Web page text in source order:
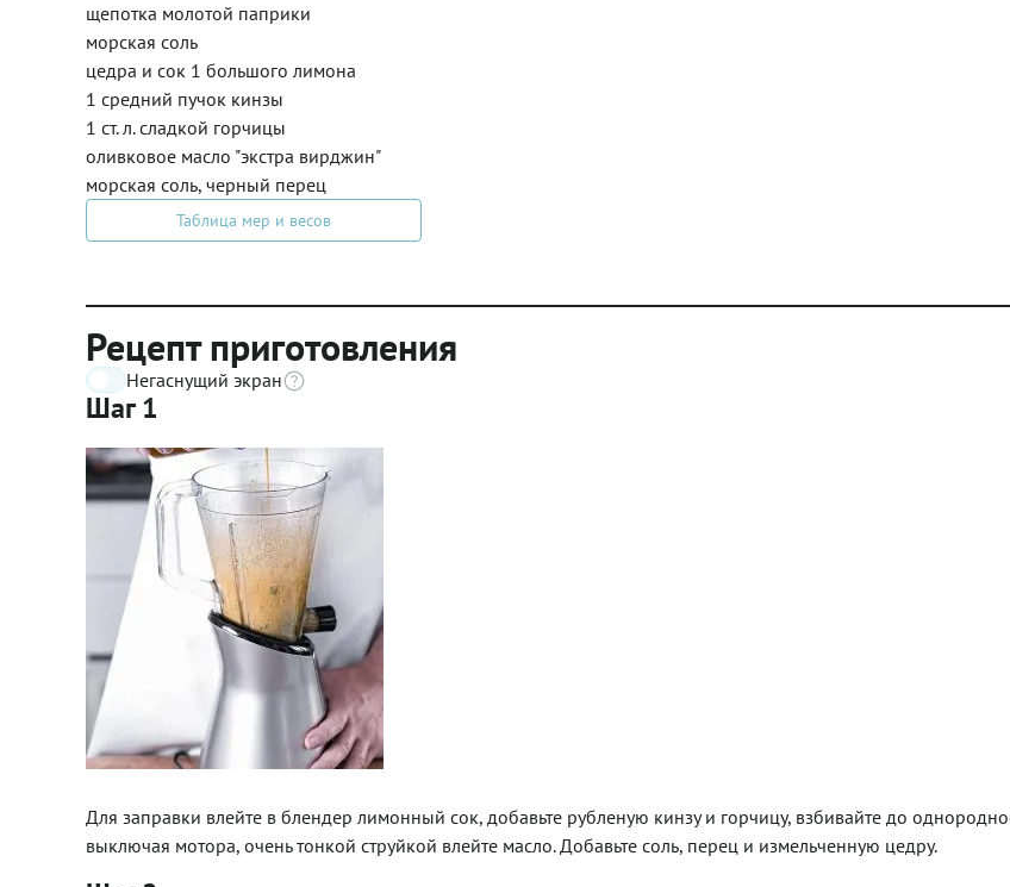
щепотка молотой паприки
морская соль
цедра и сок 1 большого лимона
1 средний пучок кинзы
1 ст. л. сладкой горчицы
оливковое масло "экстра вирджин"
морская соль, черный перец
Таблица мер и весов
Рецепт приготовления
Негаснущий экран
Шаг 1
Для заправки влейте в блендер лимонный сок, добавьте рубленую кинзу и горчицу, взбивайте до
выключая мотора, очень тонкой струйкой влейте масло. Добавьте соль, перец и измельченную цедру.